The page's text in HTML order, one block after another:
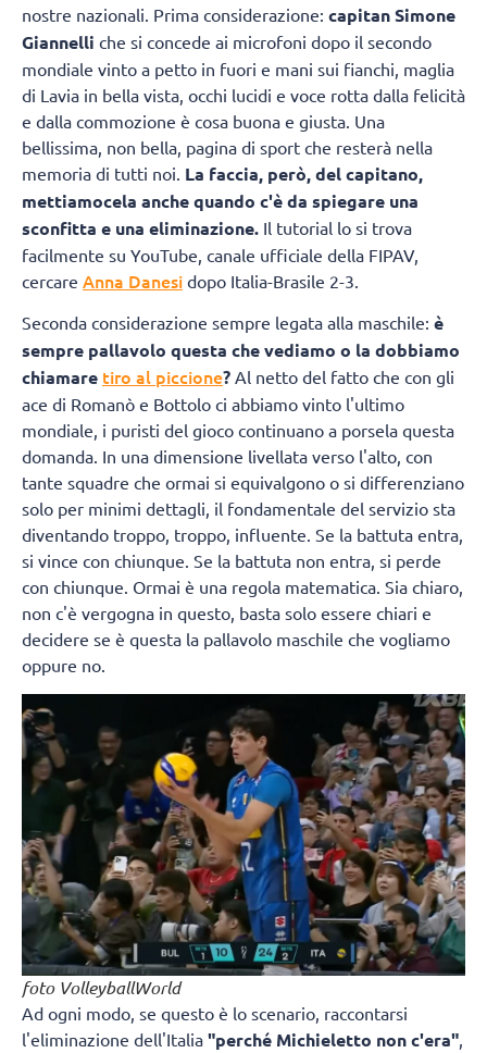
nostre nazionali. Prima considerazione: capitan Simone
Giannelli che si concede ai microfoni dopo il secondo
mondiale vinto a petto in fuori e mani sui fianchi, maglia
di Lavia in bella vista, occhi lucidi e voce rotta dalla felicità
e dalla commozione è cosa buona e giusta. Una
bellissima, non bella, pagina di sport che resterà nella
memoria di tutti noi. La faccia, però, del capitano,
mettiamocela anche quando c'è da spiegare una
sconfitta e una eliminazione. Il tutorial lo si trova
facilmente su YouTube, canale ufficiale della FIPAV,
cercare Anna Danesi dopo Italia-Brasile 2-3.
Seconda considerazione sempre legata alla maschile: è
sempre pallavolo questa che vediamo o la dobbiamo
chiamare tiro al piccione? Al netto del fatto che con gli
ace di Romanò e Bottolo ci abbiamo vinto l'ultimo
mondiale, i puristi del gioco continuano a porsela questa
domanda. In una dimensione livellata verso l'alto, con
tante squadre che ormai si equivalgono o si differenziano
solo per minimi dettagli, il fondamentale del servizio sta
diventando troppo, troppo, influente. Se la battuta entra,
si vince con chiunque. Se la battuta non entra, si perde
con chiunque. Ormai è una regola matematica. Sia chiaro,
non c'è vergogna in questo, basta solo essere chiari e
decidere se è questa la pallavolo maschile che vogliamo
oppure no.
foto VolleyballWorld
Ad ogni modo, se questo è lo scenario, raccontarsi
l'eliminazione dell'Italia "perché Michieletto non c'era"